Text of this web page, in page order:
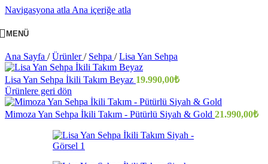
Navigasyona atla Ana içeriğe atla
MENÜ
Ana Sayfa / Ürünler/ Sehpa / Lisa Yan Sehpa
Lisa Yan Sehpa İkili Takım Beyaz 19.990,00₺
Ürünlere geri dön
Mimoza Yan Sehpa İkili Takım - Pütürlü Siyah & Gold 21.990,00₺